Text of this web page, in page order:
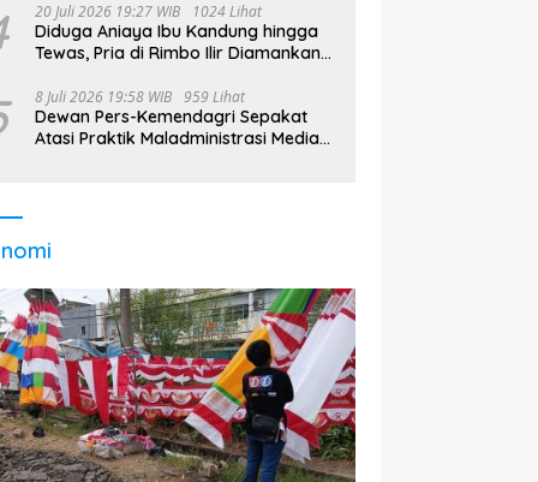
20 Juli 2026 19:27 WIB 1024 Lihat
Diduga Aniaya Ibu Kandung hingga
Tewas, Pria di Rimbo Ilir Diamankan
8 Juli 2026 19:58 WIB 959 Lihat
Dewan Pers-Kemendagri Sepakat
Atasi Praktik Maladministrasi Media